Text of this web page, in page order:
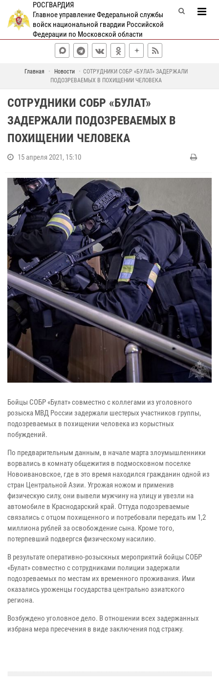
РОСГВАРДИЯ
Главное управление Федеральной службы
войск национальной гвардии Российской
Федерации по Московской области
Главная Новости
СОТРУДНИКИ СОБР «БУЛАТ» ЗАДЕРЖАЛИ
ПОДОЗРЕВАЕМЫХ В ПОХИЩЕНИИ ЧЕЛОВЕКА
СОТРУДНИКИ СОБР «БУЛАТ»
ЗАДЕРЖАЛИ ПОДОЗРЕВАЕМЫХ В
ПОХИЩЕНИИ ЧЕЛОВЕКА
15 апреля 2021, 15:10
Бойцы СОБР «Булат» совместно с коллегами из уголовного
розыска МВД России задержали шестерых участников группы,
подозреваемых в похищении человека из корыстных
побуждений.
По предварительным данным, в начале марта злоумышленники
ворвались в комнату общежития в подмосковном поселке
Новоивановское, где в это время находился гражданин одной из
стран Центральной Азии. Угрожая ножом и применив
физическую силу, они вывели мужчину на улицу и увезли на
автомобиле в Краснодарский край. Оттуда подозреваемые
связались с отцом похищенного и потребовали передать им 1,2
миллиона рублей за освобождение сына. Кроме того,
потерпевший подвергся физическому насилию.
В результате оперативно-розыскных мероприятий бойцы СОБР
«Булат» совместно с сотрудниками полиции задержали
подозреваемых по местам их временного проживания. Ими
оказались уроженцы государства центрально азиатского
региона.
Возбуждено уголовное дело. В отношении всех задержанных
избрана мера пресечения в виде заключения под стражу.